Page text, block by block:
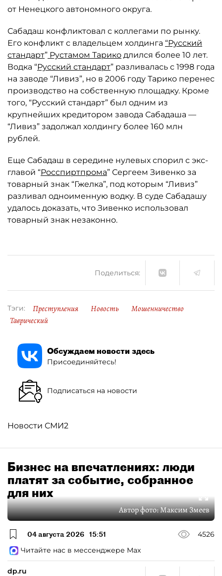
от Ненецкого автономного округа.
Сабадаш конфликтовал с коллегами по рынку.
Его конфликт с владельцем холдинга “Русский
стандарт” Рустамом Тарико длился более 10 лет.
Водка “Русский стандарт” разливалась с 1998 года
на заводе “Ливиз”, но в 2006 году Тарико перенес
производство на собственную площадку. Кроме
того, “Русский стандарт” был одним из
крупнейших кредитором завода Сабадаша —
“Ливиз” задолжал холдингу более 160 млн
рублей.
Еще Сабадаш в середине нулевых спорил с экс-
главой “Росспиртпрома” Сергеем Зивенко за
товарный знак “Гжелка”, под которым “Ливиз”
разливал одноименную водку. В суде Сабадашу
удалось доказать, что Зивенко использовал
товарный знак незаконно.
Поделиться:
Тэги: Преступления Новость
Мошенничество
Таврический
Обсуждаем новости здесь
Присоединяйтесь!
Подписаться на новости
Новости СМИ2
Бизнес на впечатлениях: люди
платят за событие, собранное
для них
Автор фото:Максим Змеев
04 августа 2026 15:51
4526
Читайте нас в мессенджере Max
dp.ru